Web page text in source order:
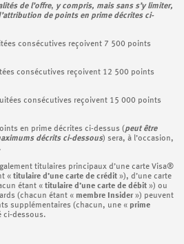
de l’offre, y compris, mais sans s’y limiter,
de points en prime décrites ci-
consécutives reçoivent 7 500 points
consécutives reçoivent 12 500 points
consécutives reçoivent 15 000 points
en prime décrites ci-dessus (peut être
décrits ci-dessous) sera, à l’occasion,
titulaires principaux d’une carte Visa®
« titulaire d’une carte de crédit »), d’une carte
étant « titulaire d’une carte de débit ») ou
(chacun étant « membre Insider») peuvent
supplémentaires (chacun, une « prime
ci‑dessous.